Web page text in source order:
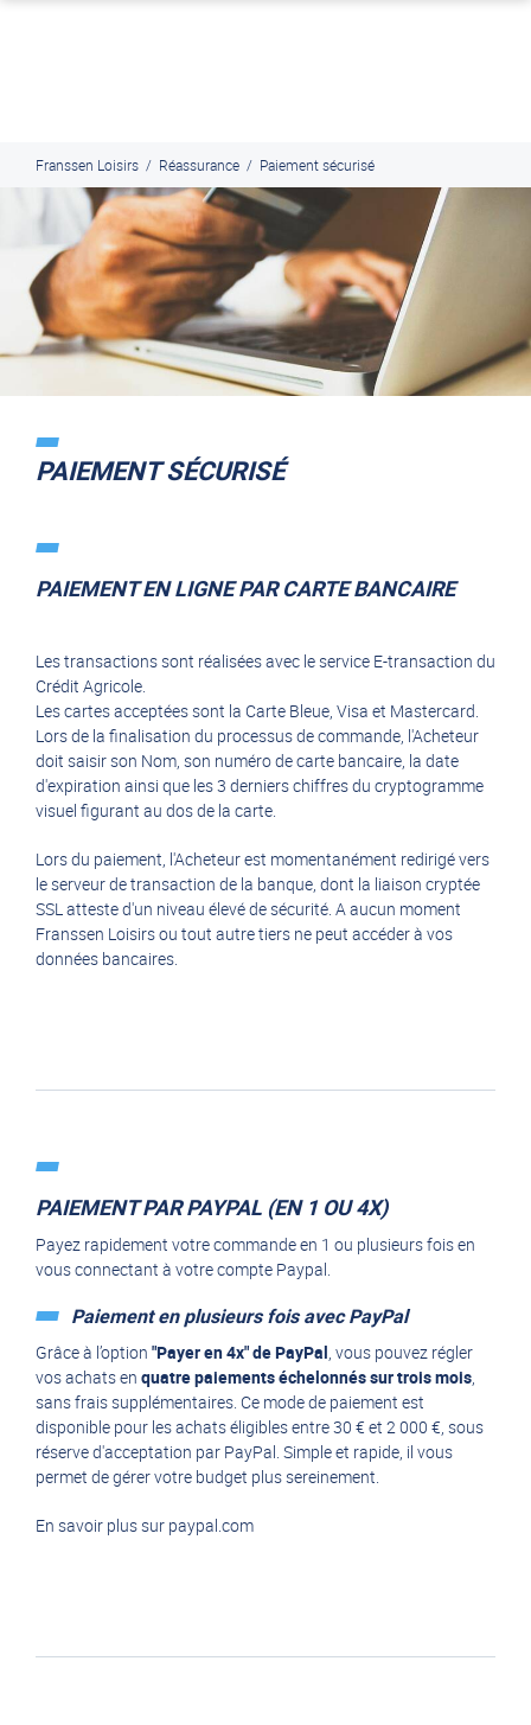
Franssen Loisirs / Réassurance / Paiement sécurisé
PAIEMENT SÉCURISÉ
PAIEMENT EN LIGNE PAR CARTE BANCAIRE
Les transactions sont réalisées avec le service E-transaction du
Crédit Agricole.
Les cartes acceptées sont la Carte Bleue, Visa et Mastercard.
Lors de la finalisation du processus de commande, l'Acheteur
doit saisir son Nom, son numéro de carte bancaire, la date
d'expiration ainsi que les 3 derniers chiffres du cryptogramme
visuel figurant au dos de la carte.
Lors du paiement, l'Acheteur est momentanément redirigé vers
le serveur de transaction de la banque, dont la liaison cryptée
SSL atteste d'un niveau élevé de sécurité. A aucun moment
Franssen Loisirs ou tout autre tiers ne peut accéder à vos
données bancaires.
PAIEMENT PAR PAYPAL (EN 1 OU 4X)
Payez rapidement votre commande en 1 ou plusieurs fois en
vous connectant à votre compte Paypal.
Paiement en plusieurs fois avec PayPal
Grâce à l’option "Payer en 4x" de PayPal , vous pouvez régler
vos achats en quatre paiements échelonnés sur trois mois
sans frais supplémentaires. Ce mode de paiement est
disponible pour les achats éligibles entre 30 € et 2 000 €, sous
réserve d'acceptation par PayPal. Simple et rapide, il vous
permet de gérer votre budget plus sereinement.
En savoir plus sur paypal.com